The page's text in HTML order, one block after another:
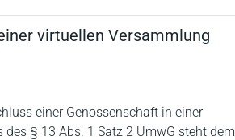
virtuellen Versammlung
einer Genossenschaft in einer
§ 13 Abs. 1 Satz 2 UmwG steht dem